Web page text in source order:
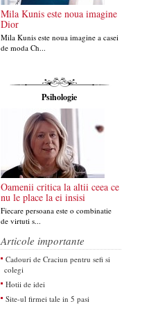
Mila Kunis este noua imagine
Dior
Mila Kunis este noua imagine a casei
de moda Ch...
Psihologie
Oamenii critica la altii ceea ce
nu le place la ei insisi
Fiecare persoana este o combinatie
de virtuti s...
Articole importante
Cadouri de Craciun pentru sefi si
colegi
Hotii de idei
Site-ul firmei tale in 5 pasi